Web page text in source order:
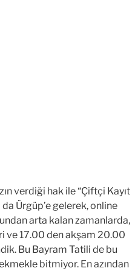
verdiği hak ile “Çiftçi Kayıt
Ürgüp’e gelerek, online
arta kalan zamanlarda,
ve 17.00 den akşam 20.00
Bu Bayram Tatili de bu
bitmiyor. En azından